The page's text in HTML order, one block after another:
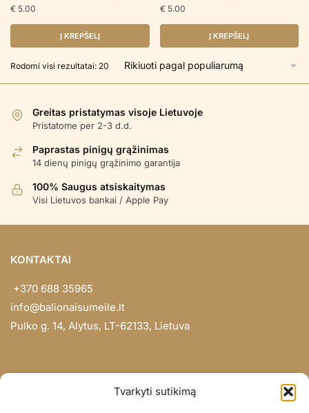
Tvarkyti sutikimą
€ 5.00
Į KREPŠELĮ
€ 5.00
Į KREPŠELĮ
Rodomi visi rezultatai: 20 Rūšiuojama
Greitas pristatymas visoje Lietuvoje
Pristatome per 2-3 d.d.
Paprastas pinigų grąžinimas
14 dienų pinigų grąžinimo garantija
100% Saugus atsiskaitymas
Visi Lietuvos bankai / Apple Pay
KONTAKTAI
+370 688 35965
info@balionaisumeile.lt
Pulko g. 14, Alytus, LT-62133, Lietuva